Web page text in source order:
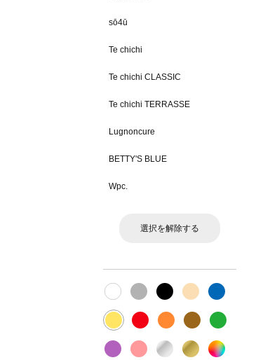
sō4ū
Te chichi
Te chichi CLASSIC
Te chichi TERRASSE
Lugnoncure
BETTY'S BLUE
Wpc.
選択を解除する